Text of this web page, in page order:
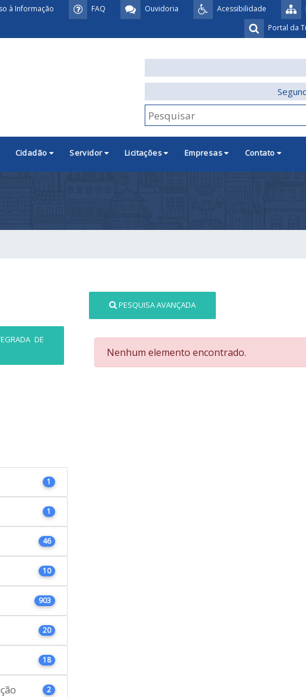
Acessibilidade
Ouvidoria
FAQ
à Informação
Portal da
Cidadão Servidor Licitações Empresas Contato
DE
1
1
46
10
903
20
18
2
PESQUISA AVANÇADA
Nenhum elemento encontrado.